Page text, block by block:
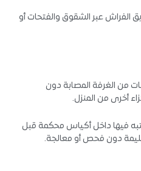
الفراش عبر الشقوق والفتحات أو
من الغرفة المصابة دون
أخرى من المنزل.
فيها داخل أكياس محكمة قبل
دون فحص أو معالجة.